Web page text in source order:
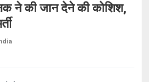
ने की जान देने की कोशिश,